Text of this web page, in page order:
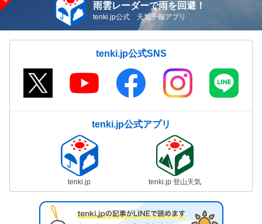
雨雲レーダーで雨を回避！
tenki.jp公式 天気予報アプリ
tenki.jp公式SNS
tenki.jp公式アプリ
tenki.jp tenki.jp 登山天気